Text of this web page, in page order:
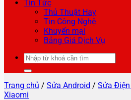
Tin Tức
Thủ Thuật Hay
Tin Công Nghệ
Khuyến mại
Bảng Giá Dịch Vụ
Tìm
kiếm:
Trang chủ / Sửa Android / Sửa
Xiaomi